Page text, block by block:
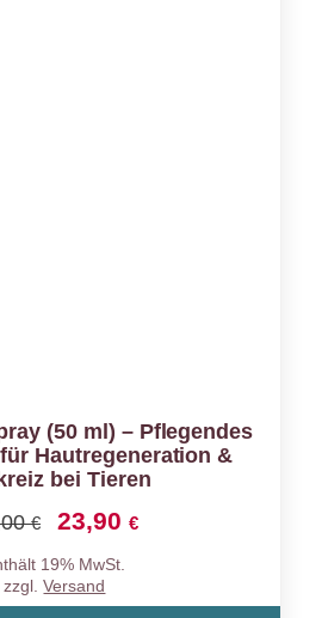
(50 ml) – Pflegendes
Hautregeneration &
bei Tieren
€
Ursprünglicher
war:
33,00 €
23,90 €Aktueller
23,90 €.
19% MwSt.
zzgl.Versand